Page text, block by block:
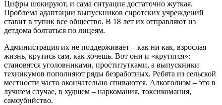
Цифры шокируют, и сама ситуация достаточно жуткая.
Проблема адаптации выпускников сиротских учреждений
ставит в тупик все общество. В 18 лет их отправляют из
детдома болтаться по лицеям.
Администрация их не поддерживает – как ни как, взрослая
жизнь, крутись сам, как хочешь. Вот они и «крутятся»:
становятся уголовниками, проститутками, а выпускники
техникумов пополняют ряды безработных. Ребята из сельской
местности часто окончательно спиваются. Алкоголизм – это в
лучшем случае, в худшем – наркомания, токсикомания,
самоубийство.